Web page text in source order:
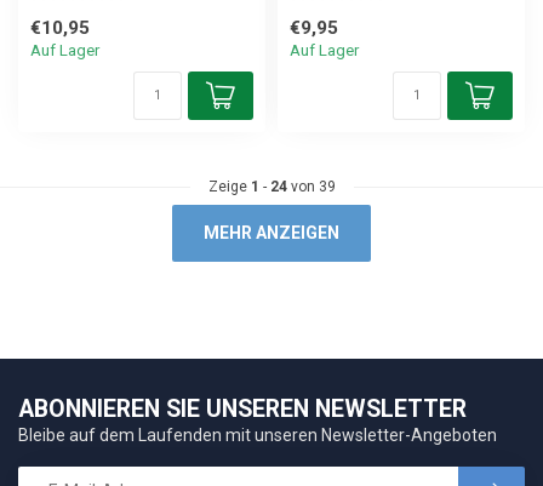
€10,95
Auf Lager
€9,95
Auf Lager
Zeige 1 - 24von 39
MEHR ANZEIGEN
ABONNIEREN SIE UNSEREN NEWSLETTER
Bleibe auf dem Laufenden mit unseren Newsletter-Angeboten